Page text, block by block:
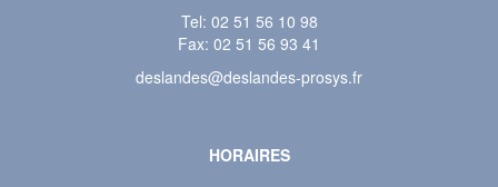
Tel: 02 51 56 10 98
Fax: 02 51 56 93 41
deslandes@deslandes-prosys.fr
HORAIRES